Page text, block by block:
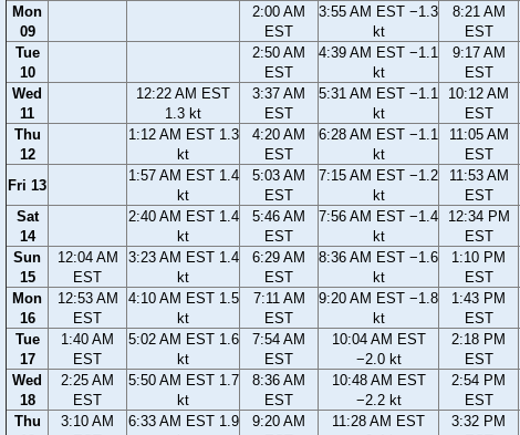
Mon
09
2:00 AM
EST
3:55 AM EST −1.3
kt
8:21 AM
EST
Tue
10
2:50 AM
EST
4:39 AM EST −1.1
kt
9:17 AM
EST
Wed
11
12:22 AM EST
1.3 kt
3:37 AM
EST
5:31 AM EST −1.1
kt
10:12 AM
EST
Thu
12
1:12 AM EST 1.3
kt
4:20 AM
EST
6:28 AM EST −1.1
kt
11:05 AM
EST
Fri 13
1:57 AM EST 1.4
kt
5:03 AM
EST
7:15 AM EST −1.2
kt
11:53 AM
EST
Sat
14
2:40 AM EST 1.4
kt
5:46 AM
EST
7:56 AM EST −1.4
kt
12:34 PM
EST
Sun
15
12:04 AM
EST
3:23 AM EST 1.4
kt
6:29 AM
EST
8:36 AM EST −1.6
kt
1:10 PM
EST
Mon
16
12:53 AM
EST
4:10 AM EST 1.5
kt
7:11 AM
EST
9:20 AM EST −1.8
kt
1:43 PM
EST
Tue
17
1:40 AM
EST
5:02 AM EST 1.6
kt
7:54 AM
EST
10:04 AM EST
−2.0 kt
2:18 PM
EST
Wed
18
2:25 AM
EST
5:50 AM EST 1.7
kt
8:36 AM
EST
10:48 AM EST
−2.2 kt
2:54 PM
EST
Thu
3:10 AM
6:33 AM EST 1.9
9:20 AM
11:28 AM EST
3:32 PM